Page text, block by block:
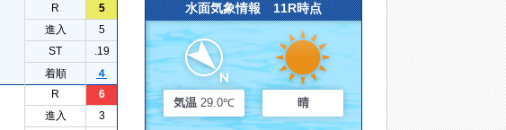
R
5
進入
5
ST
.19
着順
４
R
6
進入
3
水面気象情報 11R時点
気温 29.0℃ 晴